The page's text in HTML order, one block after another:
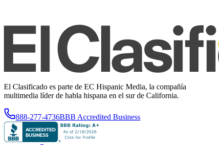
El Clasificado es parte de EC Hispanic Media, la compañía
multimedia líder de habla hispana en el sur de California.
888-277-4736BBB Accredited Business